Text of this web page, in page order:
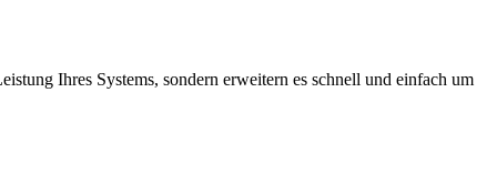
Ihres Systems, sondern erweitern es schnell und einfach um